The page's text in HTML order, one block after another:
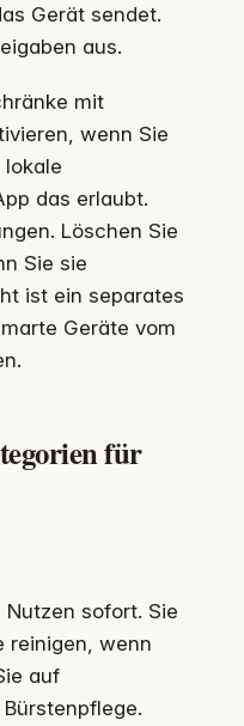
Gerät sendet.
aus.
mit
wenn Sie
lokale
das erlaubt.
Löschen Sie
Sie sie
ist ein separates
Geräte vom
für
Nutzen sofort. Sie
reinigen, wenn
auf